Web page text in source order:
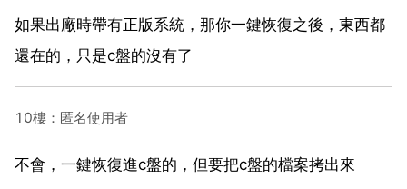
如果出廠時帶有正版系統，那你一鍵恢復之後，東西都
還在的，只是c盤的沒有了
10樓：匿名使用者
不會，一鍵恢復進c盤的，但要把c盤的檔案拷出來